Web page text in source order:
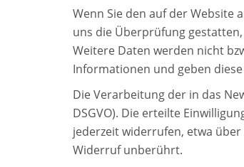
Wenn Sie den auf der Website
uns die Überprüfung
Weitere Daten werden nicht
Informationen und geben
Die Verarbeitung der in das
DSGVO). Die erteilte
jederzeit widerrufen, etwa
Widerruf unberührt.